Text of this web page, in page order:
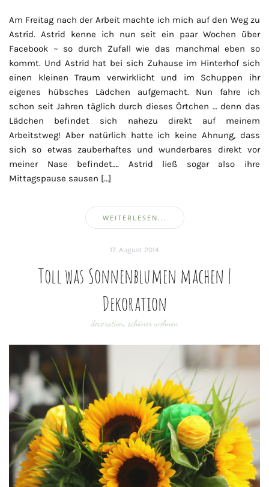
Am Freitag nach der Arbeit machte ich mich auf den Weg zu
Astrid. Astrid kenne ich nun seit ein paar Wochen über
Facebook ~ so durch Zufall wie das manchmal eben so
kommt. Und Astrid hat bei sich Zuhause im Hinterhof sich
einen kleinen Traum verwirklicht und im Schuppen ihr
eigenes hübsches Lädchen aufgemacht. Nun fahre ich
schon seit Jahren täglich durch dieses Örtchen … denn das
Lädchen befindet sich nahezu direkt auf meinem
Arbeitstweg! Aber natürlich hatte ich keine Ahnung, dass
sich so etwas zauberhaftes und wunderbares direkt vor
meiner Nase befindet…. Astrid ließ sogar also ihre
Mittagspause sausen […]
WEITERLESEN...
17. August 2014
Toll was Sonnenblumen machen |
Dekoration
decoration, schöner wohnen